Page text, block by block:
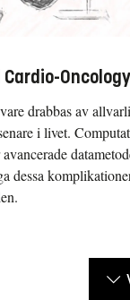
Oncology
drabbas av
i livet.
dessa